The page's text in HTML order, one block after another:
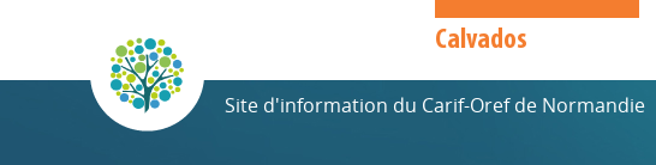
Calvados
Site d'information du Carif-Oref de Normandie